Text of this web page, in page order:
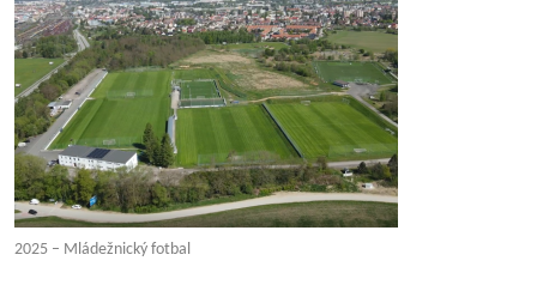
2025 – Mládežnický fotbal